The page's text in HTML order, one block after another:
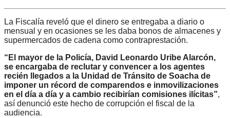
La Fiscalía reveló que el dinero se entregaba a diario o
mensual y en ocasiones se les daba bonos de almacenes y
supermercados de cadena como contraprestación.
“El mayor de la Policía, David Leonardo Uribe Alarcón,
se encargaba de reclutar y convencer a los agentes
recién llegados a la Unidad de Tránsito de Soacha de
imponer un récord de comparendos e inmovilizaciones
en el día a día y a cambio recibirían comisiones ilícitas”,
así denunció este hecho de corrupción el fiscal de la
audiencia.